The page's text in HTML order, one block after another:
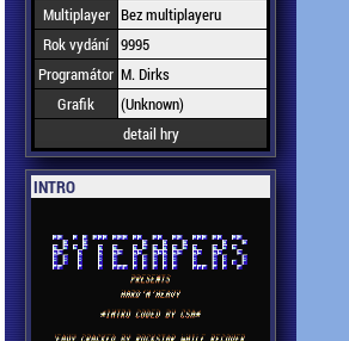
Multiplayer Bez multiplayeru
Rok vydání 9995
Programátor M. Dirks
Grafik
(Unknown)
detail hry
INTRO